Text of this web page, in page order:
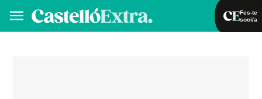
Fes-te
soci/a